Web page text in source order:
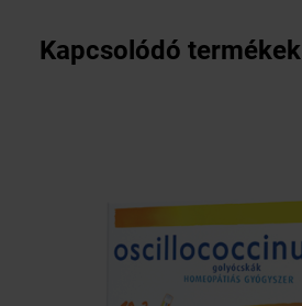
Kapcsolódó termékek